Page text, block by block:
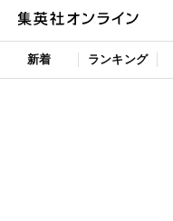
新着 ランキング